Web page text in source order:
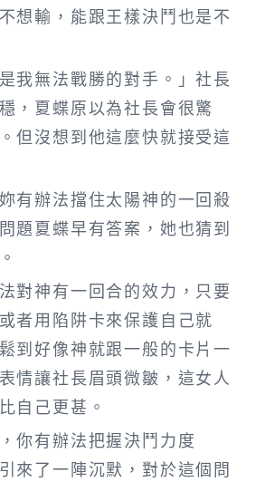
想輸，能跟王樣決鬥也是不
我無法戰勝的對手。」社長
，夏蝶原以為社長會很驚
但沒想到他這麼快就接受這
有辦法擋住太陽神的一回殺
題夏蝶早有答案，她也猜到
對神有一回合的效力，只要
者用陷阱卡來保護自己就
到好像神就跟一般的卡片一
情讓社長眉頭微皺，這女人
自己更甚。
你有辦法把握決鬥力度
來了一陣沉默，對於這個問